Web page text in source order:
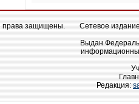
права защищены.
Сетевое
Выдан
Редакция: